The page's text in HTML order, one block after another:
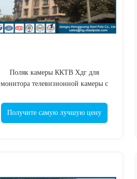
Поляк камеры ККТВ Хдг для
монитора телевизионной камеры с
Получите самую лучшую цену